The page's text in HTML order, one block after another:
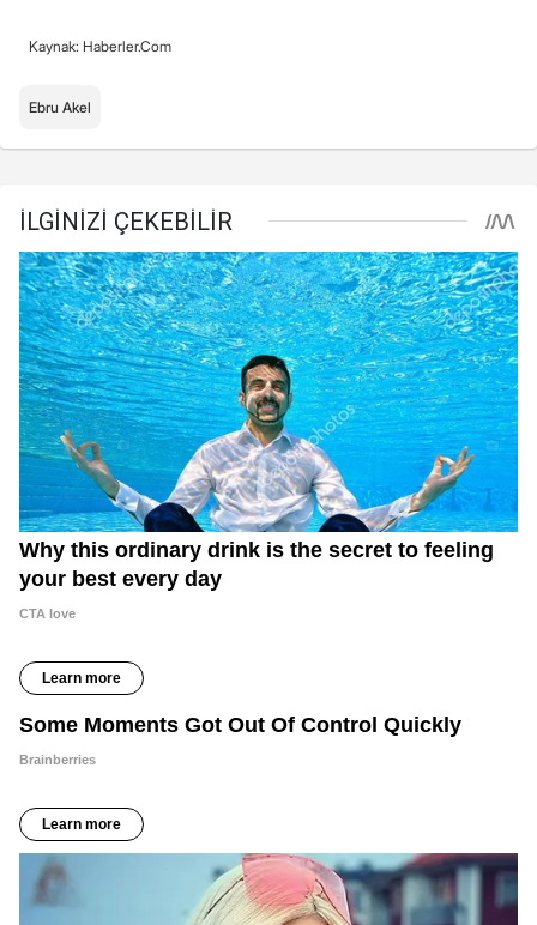
Kaynak: Haberler.Com
Ebru Akel